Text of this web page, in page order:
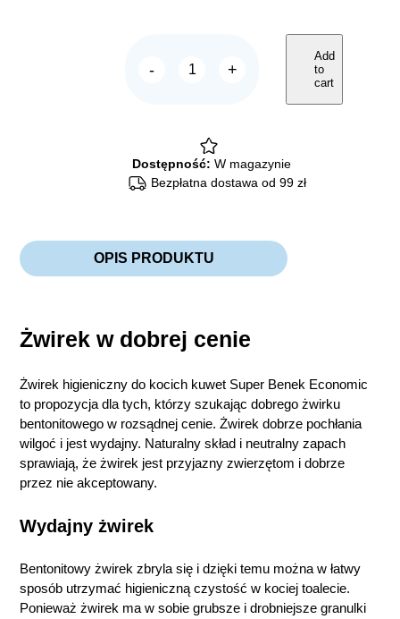
-
SUPER +
Add
to
cart
Dostępność: W magazynie
Bezpłatna dostawa od 99 zł
OPIS PRODUKTU
Żwirek w dobrej cenie
Żwirek higieniczny do kocich kuwet Super Benek Economic
to propozycja dla tych, którzy szukając dobrego żwirku
bentonitowego w rozsądnej cenie. Żwirek dobrze pochłania
wilgoć i jest wydajny. Naturalny skład i neutralny zapach
sprawiają, że żwirek jest przyjazny zwierzętom i dobrze
przez nie akceptowany.
Wydajny żwirek
Bentonitowy żwirek zbryla się i dzięki temu można w łatwy
sposób utrzymać higieniczną czystość w kociej toalecie.
Ponieważ żwirek ma w sobie grubsze i drobniejsze granulki